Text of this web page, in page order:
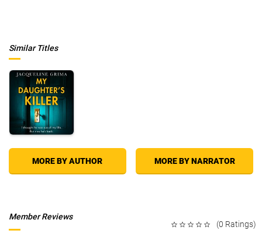
Similar Titles
MORE BY AUTHOR MORE BY NARRATOR
(0 Ratings)
Member Reviews